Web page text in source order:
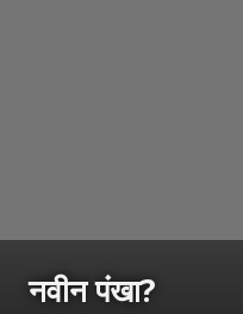
नवीन पंखा?